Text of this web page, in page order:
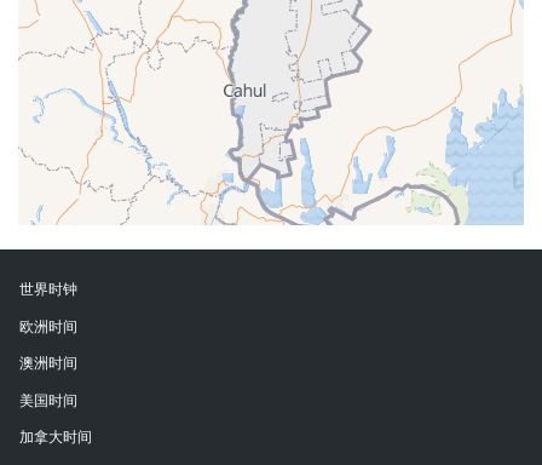
世界时钟
欧洲时间
澳洲时间
美国时间
加拿大时间